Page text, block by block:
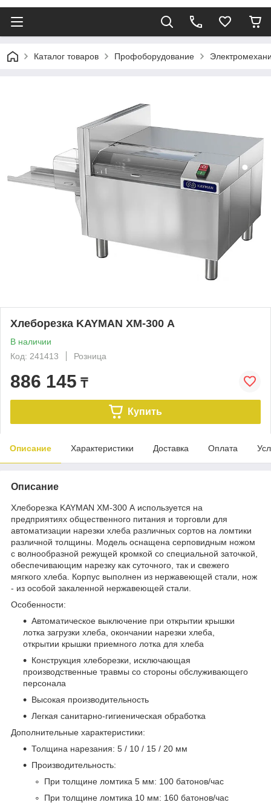
Каталог товаров Профоборудование
Хлеборезка KAYMAN ХМ-300 А
В наличии
Код: 241413
Розница
886 145 ₸
Купить
Описание Характеристики Доставка Оплата
Описание
Хлеборезка KAYMAN ХМ-300 А используется на
предприятиях общественного питания и торговли для
автоматизации нарезки хлеба различных сортов на ломтики
различной толщины. Модель оснащена серповидным ножом
с волнообразной режущей кромкой со специальной заточкой,
обеспечивающим нарезку как суточного, так и свежего
мягкого хлеба. Корпус выполнен из нержавеющей стали, нож
- из особой закаленной нержавеющей стали.
Особенности:
Автоматическое выключение при открытии крышки
лотка загрузки хлеба, окончании нарезки хлеба,
открытии крышки приемного лотка для хлеба
Конструкция хлеборезки, исключающая
производственные травмы со стороны обслуживающего
персонала
Высокая производительность
Легкая санитарно-гигиеническая обработка
Дополнительные характеристики:
Толщина нарезания: 5 / 10 / 15 / 20 мм
Производительность:
При толщине ломтика 5 мм: 100 батонов/час
При толщине ломтика 10 мм: 160 батонов/час